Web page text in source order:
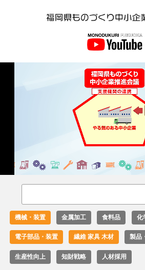
Unmute Loaded:
機械・装置 金属加工 食料品 化
電子部品・装置 繊維 家具 木材 製品
生産性向上 知財戦略 人材採用